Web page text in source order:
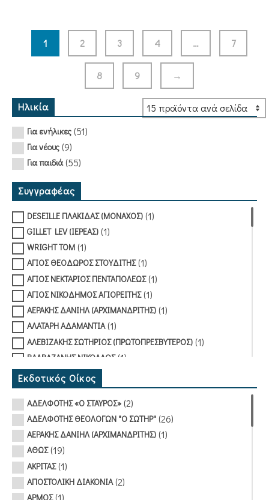
1 2 3 4 … 7
8 9 →
Ηλικία
Για ενήλικες (51)
Για νέους (9)
Για παιδιά(55)
Συγγραφέας
DESEILLE ΠΛΑΚΙΔΑΣ (ΜΟΝΑΧΟΣ) (1)
GILLET LEV (ΙΕΡΕΑΣ) (1)
WRIGHT TOM (1)
ΑΓΙΟΣ ΘΕΟΔΩΡΟΣ ΣΤΟΥΔΙΤΗΣ(1)
ΑΓΙΟΣ ΝΕΚΤΑΡΙΟΣ ΠΕΝΤΑΠΟΛΕΩΣ(1)
ΑΓΙΟΣ ΝΙΚΟΔΗΜΟΣ ΑΓΙΟΡΕΙΤΗΣ(1)
ΑΕΡΑΚΗΣ ΔΑΝΙΗΛ (ΑΡΧΙΜΑΝΔΡΙΤΗΣ) (1)
ΑΛΑΤΑΡΗ ΑΔΑΜΑΝΤΙΑ(1)
ΑΛΕΒΙΖΑΚΗΣ ΣΩΤΗΡΙΟΣ (ΠΡΩΤΟΠΡΕΣΒΥΤΕΡΟΣ) (1)
ΒΑΛΒΑΖΑΝΗΣ ΝΙΚΟΛΑΟΣ(1)
ΒΛΑΣΤΑΡΑΚΟΥ-ΜΕΤΑΞΑ ΤΙΝΑ
ΓΑΝΩΤΗΣ ΚΩΝΣΤΑΝΤΙΝΟΣ(2)
ΓΚΟΤΖΑΜΑΝΗ ΣΟΦΙΑ(1)
ΓΚΡΕΚΟΥ ΓΛΥΚΕΡΙΑ(1)
ΔΑΝΔΟΥΛΑΚΗ ΑΙΚΑΤΕΡΙΝΗ(1)
ΔΕΛΕΧΑ ΑΓΓΕΛΙΚΗ
ΔΗΜΟΣ ΙΩΑΝΝΗΣ
ΔΙΑΦΟΡΟΙ(1)
Εκδοτικός Οίκος
ΑΔΕΛΦΟΤΗΣ «Ο ΣΤΑΥΡΟΣ» (2)
ΑΔΕΛΦΟΤΗΣ ΘΕΟΛΟΓΩΝ "Ο ΣΩΤΗΡ" (26)
ΑΕΡΑΚΗΣ ΔΑΝΙΗΛ (ΑΡΧΙΜΑΝΔΡΙΤΗΣ) (1)
ΑΘΩΣ(19)
ΑΚΡΙΤΑΣ(1)
ΑΠΟΣΤΟΛΙΚΗ ΔΙΑΚΟΝΙΑ(2)
ΑΡΜΟΣ(1)